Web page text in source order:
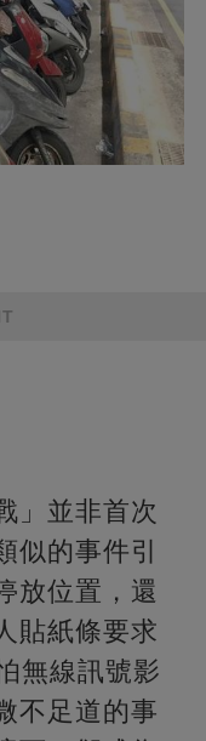
」並非首次
似的事件引
放位置，還
貼紙條要求
無線訊號影
不足道的事